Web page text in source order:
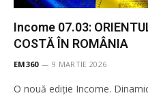
Income 07.03:
COSTĂ ÎN ROMÂNIA
EM360 9 MARTIE 2026
O nouă ediție Income.